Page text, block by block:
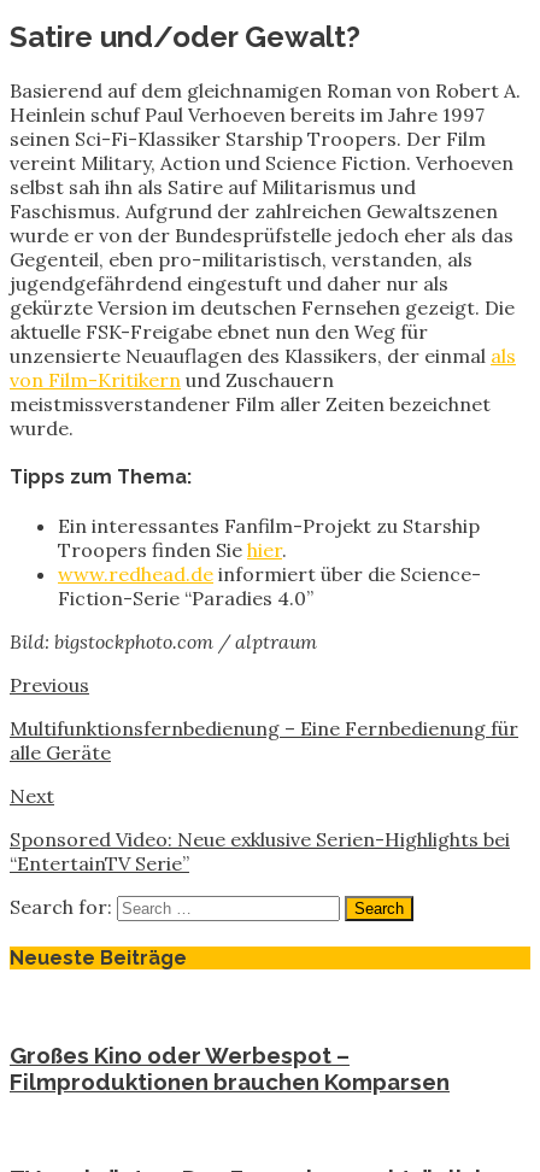
Satire und/oder Gewalt?
Basierend auf dem gleichnamigen Roman von Robert A.
Heinlein schuf Paul Verhoeven bereits im Jahre 1997
seinen Sci-Fi-Klassiker Starship Troopers. Der Film
vereint Military, Action und Science Fiction. Verhoeven
selbst sah ihn als Satire auf Militarismus und
Faschismus. Aufgrund der zahlreichen Gewaltszenen
wurde er von der Bundesprüfstelle jedoch eher als das
Gegenteil, eben pro-militaristisch, verstanden, als
jugendgefährdend eingestuft und daher nur als
gekürzte Version im deutschen Fernsehen gezeigt. Die
aktuelle FSK-Freigabe ebnet nun den Weg für
unzensierte Neuauflagen des Klassikers, der einmal als
von Film-Kritikern und Zuschauern
meistmissverstandener Film aller Zeiten bezeichnet
wurde.
Tipps zum Thema:
Ein interessantes Fanfilm-Projekt zu Starship
Troopers finden Sie hier.
www.redhead.de informiert über die Science-
Fiction-Serie “Paradies 4.0”
Bild: bigstockphoto.com / alptraum
Previous
Multifunktionsfernbedienung – Eine Fernbedienung für
alle Geräte
Next
Sponsored Video: Neue exklusive Serien-Highlights bei
“EntertainTV Serie”
Search for:
Neueste Beiträge
Großes Kino oder Werbespot –
Filmproduktionen brauchen Komparsen